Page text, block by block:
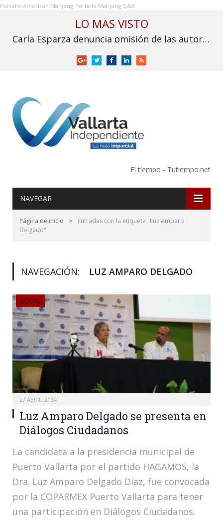
Portelle American Mahjong Portelle Mahjong Q&A
LO MAS VISTO
Carla Esparza denuncia omisión de las autoridades por inundación en Nuevo Nayarit
GoogleTwitterFacebookLinkedInRSS
El tiempo - Tutiempo.net
NAVEGAR
Página de inicio »
Entradas con la etiqueta "Luz Amparo
Delgado"
NAVEGACIÓN: LUZ AMPARO DELGADO
LOCAL
27 ABRIL, 2024
Luz Amparo Delgado se presenta en
Diálogos Ciudadanos
La candidata a la presidencia municipal de
Puerto Vallarta por el partido HAGAMOS, la
Dra. Luz Amparo Delgado Díaz, fue convocada
por la COPARMEX Puerto Vallarta para tener
una participación en Diálogos Ciudadanos.